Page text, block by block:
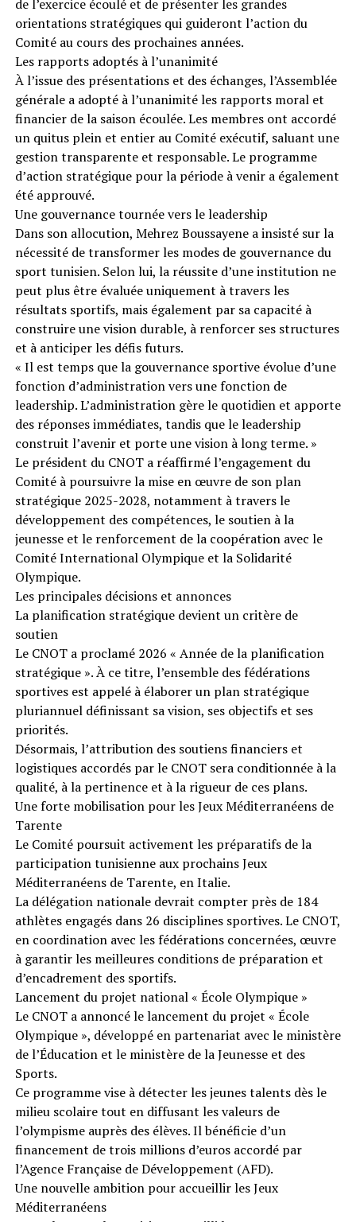
de l’exercice écoulé et de présenter les grandes
orientations stratégiques qui guideront l’action du
Comité au cours des prochaines années.
Les rapports adoptés à l’unanimité
À l’issue des présentations et des échanges, l’Assemblée
générale a adopté à l’unanimité les rapports moral et
financier de la saison écoulée. Les membres ont accordé
un quitus plein et entier au Comité exécutif, saluant une
gestion transparente et responsable. Le programme
d’action stratégique pour la période à venir a également
été approuvé.
Une gouvernance tournée vers le leadership
Dans son allocution, Mehrez Boussayene a insisté sur la
nécessité de transformer les modes de gouvernance du
sport tunisien. Selon lui, la réussite d’une institution ne
peut plus être évaluée uniquement à travers les
résultats sportifs, mais également par sa capacité à
construire une vision durable, à renforcer ses structures
et à anticiper les défis futurs.
« Il est temps que la gouvernance sportive évolue d’une
fonction d’administration vers une fonction de
leadership. L’administration gère le quotidien et apporte
des réponses immédiates, tandis que le leadership
construit l’avenir et porte une vision à long terme. »
Le président du CNOT a réaffirmé l’engagement du
Comité à poursuivre la mise en œuvre de son plan
stratégique 2025-2028, notamment à travers le
développement des compétences, le soutien à la
jeunesse et le renforcement de la coopération avec le
Comité International Olympique et la Solidarité
Olympique.
Les principales décisions et annonces
La planification stratégique devient un critère de
soutien
Le CNOT a proclamé 2026 « Année de la planification
stratégique ». À ce titre, l’ensemble des fédérations
sportives est appelé à élaborer un plan stratégique
pluriannuel définissant sa vision, ses objectifs et ses
priorités.
Désormais, l’attribution des soutiens financiers et
logistiques accordés par le CNOT sera conditionnée à la
qualité, à la pertinence et à la rigueur de ces plans.
Une forte mobilisation pour les Jeux Méditerranéens de
Tarente
Le Comité poursuit activement les préparatifs de la
participation tunisienne aux prochains Jeux
Méditerranéens de Tarente, en Italie.
La délégation nationale devrait compter près de 184
athlètes engagés dans 26 disciplines sportives. Le CNOT,
en coordination avec les fédérations concernées, œuvre
à garantir les meilleures conditions de préparation et
d’encadrement des sportifs.
Lancement du projet national « École Olympique »
Le CNOT a annoncé le lancement du projet « École
Olympique », développé en partenariat avec le ministère
de l’Éducation et le ministère de la Jeunesse et des
Sports.
Ce programme vise à détecter les jeunes talents dès le
milieu scolaire tout en diffusant les valeurs de
l’olympisme auprès des élèves. Il bénéficie d’un
financement de trois millions d’euros accordé par
l’Agence Française de Développement (AFD).
Une nouvelle ambition pour accueillir les Jeux
Méditerranéens